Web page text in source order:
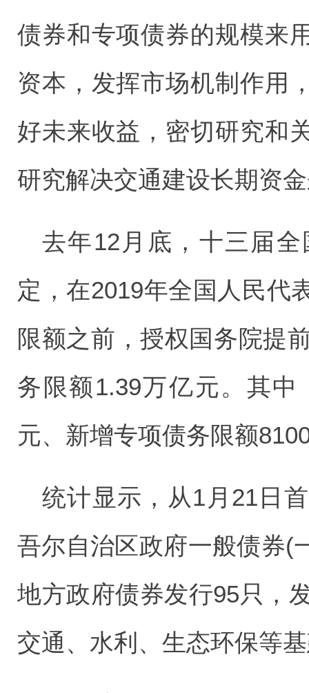
债券和专项债券的规模来
资本，发挥市场机制作用
好未来收益，密切研究和
研究解决交通建设长期资
去年12月底，十三届
定，在2019年全国人民代
限额之前，授权国务院提
务限额1.39万亿元。其
元、新增专项债务限额
统计显示，从1月21日
吾尔自治区政府一般债券(
地方政府债券发行95只，
交通、水利、生态环保等